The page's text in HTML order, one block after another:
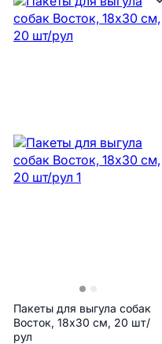
Пакеты для выгула собак
Восток, 18х30 см, 20 шт/
рул